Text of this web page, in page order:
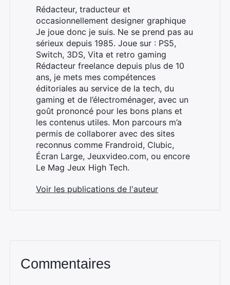
Rédacteur, traducteur et
occasionnellement designer graphique
Je joue donc je suis. Ne se prend pas au
sérieux depuis 1985. Joue sur : PS5,
Switch, 3DS, Vita et retro gaming
Rédacteur freelance depuis plus de 10
ans, je mets mes compétences
éditoriales au service de la tech, du
gaming et de l’électroménager, avec un
goût prononcé pour les bons plans et
les contenus utiles. Mon parcours m’a
permis de collaborer avec des sites
reconnus comme Frandroid, Clubic,
Écran Large, Jeuxvideo.com, ou encore
Le Mag Jeux High Tech.
Voir les publications de l'auteur
Commentaires